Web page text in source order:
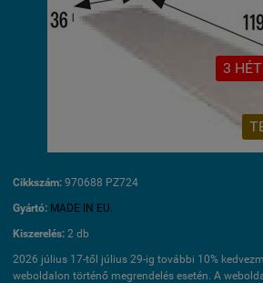
3
Cikkszám: 970688 PZ724
Gyártó: MADE IN EU.
Kiszerelés: 2 db
2026 július 17-től július 29-ig további 10%
weboldalon történő megrendelés esetén. A